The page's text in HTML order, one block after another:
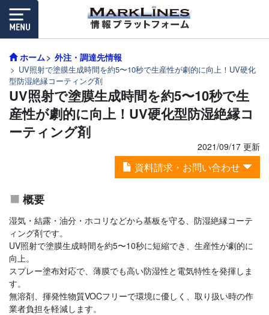
ホーム 外注・調達先情報
UV照射で塗膜生成時間を約5〜10秒で生産性が劇的に向上！UV硬化
型防湿絶縁コーティング剤
UV照射で塗膜生成時間を約5〜10秒で生
産性が劇的に向上！UV硬化型防湿絶縁コ
ーティング剤
2021/09/17 更新
資料請求・お問い合わせ
概要
湿気・結露・油分・ホコリなどから基板を守る、防湿絶縁コーテ
ィング剤です。
UV照射で塗膜生成時間を約5〜10秒に短縮でき、生産性が劇的に
向上。
スプレー塗布対応で、薄膜でも高い防湿性と電気特性を発揮しま
す。
無溶剤、揮発性物質VOCフリーで環境に優しく、取り扱い時の作
業者負担を軽減します。